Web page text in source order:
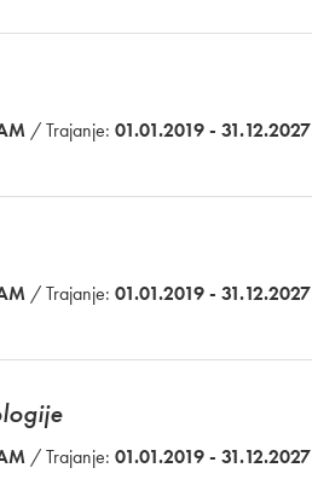
/ Trajanje: 01.01.2019 - 31.12.2027
/ Trajanje: 01.01.2019 - 31.12.2027
/ Trajanje: 01.01.2019 - 31.12.2027